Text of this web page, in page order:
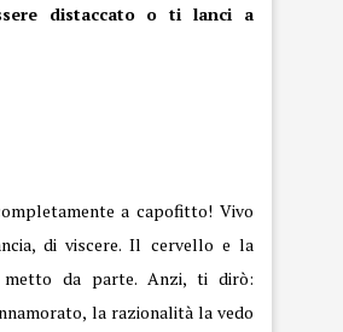
distaccato o ti lanci a
a capofitto! Vivo
di viscere. Il cervello e la
da parte. Anzi, ti dirò:
la razionalità la vedo